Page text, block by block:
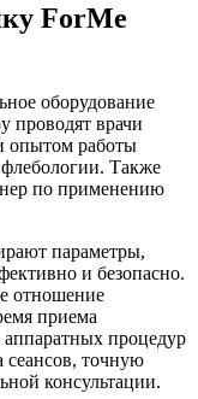
ForMe
оборудование
врачи
опытом работы
флебологии. Также
по применению
параметры,
и безопасно.
отношение
приема
процедур
сеансов, точную
консультации.